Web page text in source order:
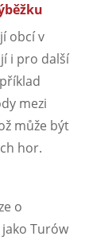
obcí v
i pro další
mezi
může být
hor.
o
Turów